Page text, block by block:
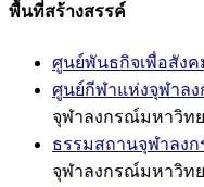
พื้นที่สร้างสรรค์
ศูนย์พันธกิจเพื่อสังค
ศูนย์กีฬาแห่งจุฬาล
จุฬาลงกรณ์มหาวิท
ธรรมสถานจุฬาลง
จุฬาลงกรณ์มหาวิท